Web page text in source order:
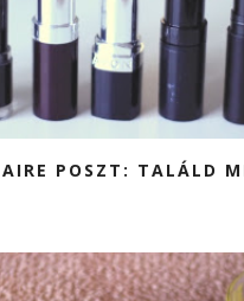
POSZT: TALÁLD